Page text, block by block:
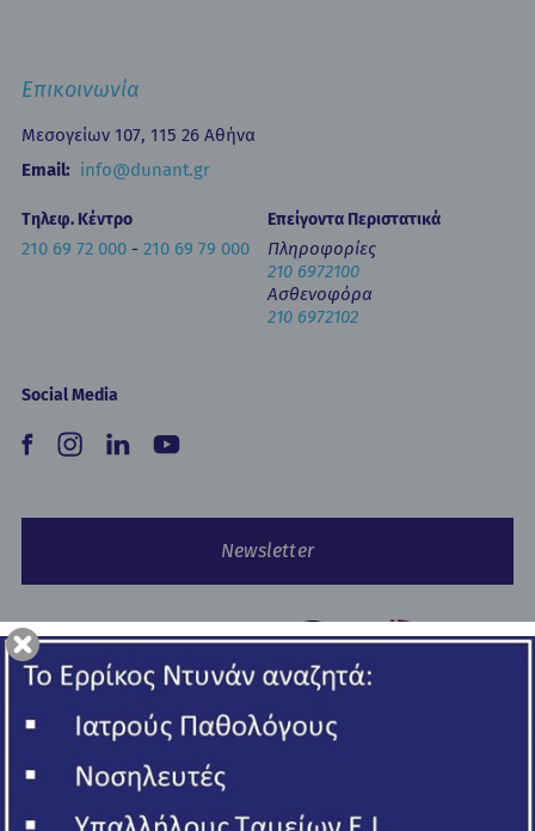
Εκπαίδευση
Έντυπα
Επικοινωνία
Μεσογείων 107, 115 26 Αθήνα
Email: info@dunant.gr
Τηλεφ. Κέντρο
210 69 72 000- 210 69 79 000
Επείγοντα Περιστατικά
Πληροφορίες
210 6972100
Ασθενοφόρα
210 6972102
Social Media
Newsletter
Copyright © 2026 Ερρίκος Ντυνάν Hospital Center.
All rights reserved